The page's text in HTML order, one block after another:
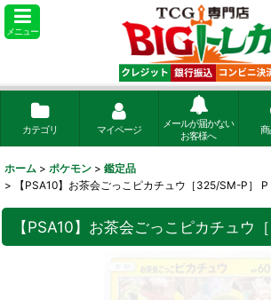
メニュー
カテゴリ マイページ
メールが届かない
お客様へ
ホーム > ポケモン > 鑑定品
>
【PSA10】お茶会ごっこピカチュウ［325/SM-P］ P
【PSA10】お茶会ごっこピカチュウ